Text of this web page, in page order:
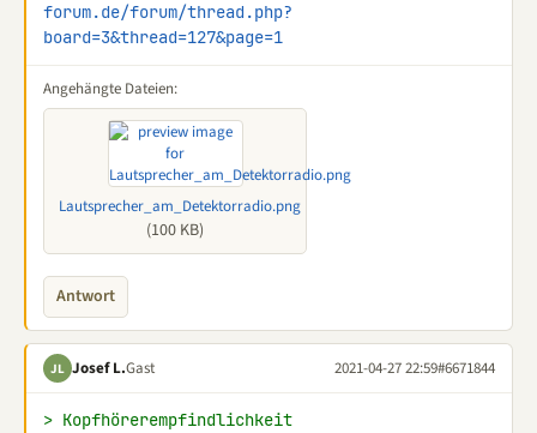
forum.de/forum/thread.php?
board=3&thread=127&page=1
Angehängte Dateien:
Lautsprecher_am_Detektorradio.png
(100 KB)
Antwort
JL Josef L.Gast 2021-04-27 22:59#6671844
> Kopfhörerempfindlichkeit